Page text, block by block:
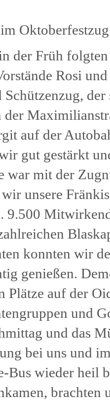
der Früh
Rosi
der
auf der
gut gestärkt
war mit der
unsere
9.500
konnten wir
genießen.
Plätze auf der
und
und das
bei uns und
Bus wieder heil
brachten